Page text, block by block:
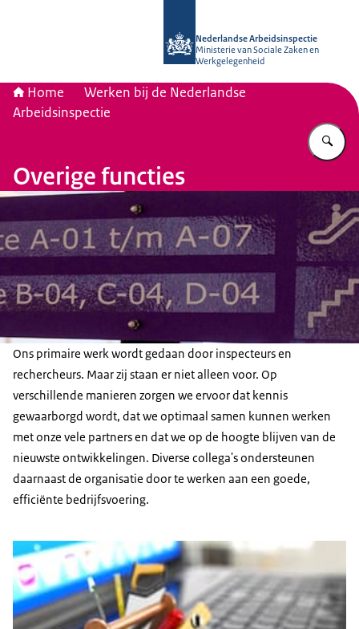
Nederlandse Arbeidsinspectie
Ministerie van Sociale Zaken en
Werkgelegenheid
Home
Werken bij de Nederlandse
Arbeidsinspectie
Overige functies
Ons primaire werk wordt gedaan door inspecteurs en
rechercheurs. Maar zij staan er niet alleen voor. Op
verschillende manieren zorgen we ervoor dat kennis
gewaarborgd wordt, dat we optimaal samen kunnen werken
met onze vele partners en dat we op de hoogte blijven van de
nieuwste ontwikkelingen. Diverse collega's ondersteunen
daarnaast de organisatie door te werken aan een goede,
efficiënte bedrijfsvoering.